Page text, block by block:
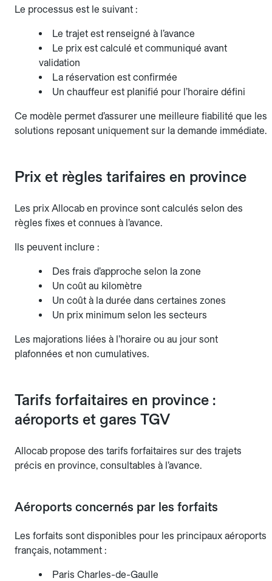
Le processus est le suivant :
Le trajet est renseigné à l’avance
Le prix est calculé et communiqué avant
validation
La réservation est confirmée
Un chauffeur est planifié pour l’horaire défini
Ce modèle permet d’assurer une meilleure fiabilité que les
solutions reposant uniquement sur la demande immédiate.
Prix et règles tarifaires en province
Les prix Allocab en province sont calculés selon des
règles fixes et connues à l’avance.
Ils peuvent inclure :
Des frais d’approche selon la zone
Un coût au kilomètre
Un coût à la durée dans certaines zones
Un prix minimum selon les secteurs
Les majorations liées à l’horaire ou au jour sont
plafonnées et non cumulatives.
Tarifs forfaitaires en province :
aéroports et gares TGV
Allocab propose des tarifs forfaitaires sur des trajets
précis en province, consultables à l’avance.
Aéroports concernés par les forfaits
Les forfaits sont disponibles pour les principaux aéroports
français, notamment :
Paris Charles-de-Gaulle